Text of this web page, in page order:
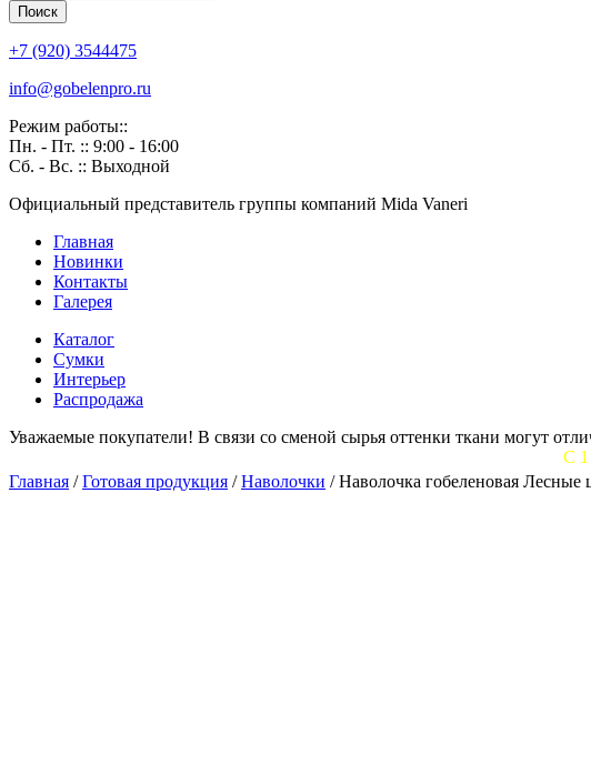
товаров
Поиск
+7 (920) 3544475
info@gobelenpro.ru
Режим работы::
Пн. - Пт. :: 9:00 - 16:00
Сб. - Вс. :: Выходной
Официальный представитель группы компаний Mida Vaneri
Главная
Новинки
Контакты
Галерея
Каталог
Сумки
Интерьер
Распродажа
Уважаемые покупатели! В связи со сменой сырья оттенки ткани могут
С 1 ИЮНЯ НА
Главная /Готовая продукция /Наволочки /Наволочка гобеленовая